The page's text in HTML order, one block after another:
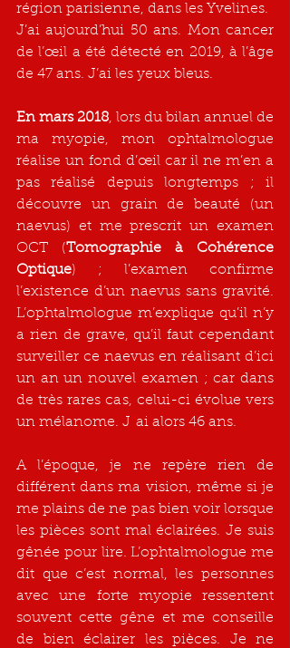
région parisienne, dans les Yvelines.
J’ai aujourd’hui 50 ans. Mon cancer
de l’œil a été détecté en 2019, à l’âge
de 47 ans. J’ai les yeux bleus.
En mars 2018, lors du bilan annuel de
ma myopie, mon ophtalmologue
réalise un fond d’œil car il ne m’en a
pas réalisé depuis longtemps ; il
découvre un grain de beauté (un
naevus) et me prescrit un examen
OCT (Tomographie à Cohérence
Optique) ; l’examen confirme
l’existence d’un naevus sans gravité.
L’ophtalmologue m’explique qu’il n’y
a rien de grave, qu’il faut cependant
surveiller ce naevus en réalisant d’ici
un an un nouvel examen ; car dans
de très rares cas, celui-ci évolue vers
un mélanome. J’’ai alors 46 ans.
A l’époque, je ne repère rien de
différent dans ma vision, même si je
me plains de ne pas bien voir lorsque
les pièces sont mal éclairées. Je suis
gênée pour lire. L’ophtalmologue me
dit que c’est normal, les personnes
avec une forte myopie ressentent
souvent cette gêne et me conseille
de bien éclairer les pièces. Je ne